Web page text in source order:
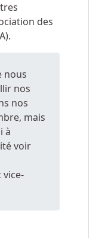
des
nous
nos
nos
mais
à
voir